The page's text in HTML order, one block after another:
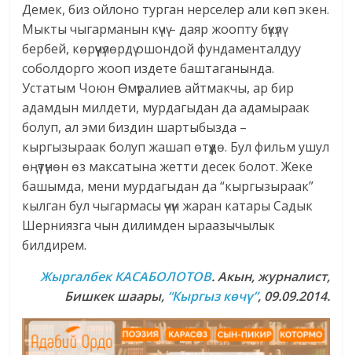
Демек, биз ойлоно турган нерселер али көп экен.
Мыкты чыгарманын күчү – даяр жоопту бүкүлү
бербей, көрүүчүлөрдү ошондой фундаменталдуу
соболдорго жооп издете баштаганында.
Устатым Чоюн Өмүралиев айтмакчы, ар бир
адамдын милдети, мурдагыдан да адамыраак
болуп, ал эми биздин шартыбызда –
кыргызыраак болуп жашап өтүүдө. Бул фильм ушул
өңүтүнөн өз максатына жетти десек болот. Жеке
башымда, мени мурдагыдан да “кыргызыраак”
кылган бул чыгармасы үчүн жаран катары Садык
Шерниязга чын дилимден ыраазычылык
билдирем.
Жыргалбек КАСАБОЛОТОВ. Акын, журналист,
Бишкек шаары, “Кыргыз көчү”, 09.09.2014.